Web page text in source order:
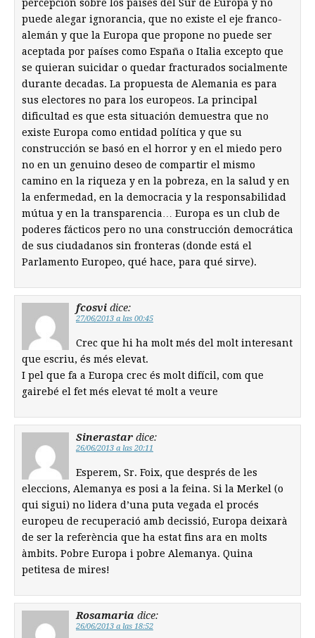
percepción sobre los países del Sur de Europa y no
puede alegar ignorancia, que no existe el eje franco-
alemán y que la Europa que propone no puede ser
aceptada por países como España o Italia excepto que
se quieran suicidar o quedar fracturados socialmente
durante decadas. La propuesta de Alemania es para
sus electores no para los europeos. La principal
dificultad es que esta situación demuestra que no
existe Europa como entidad política y que su
construcción se basó en el horror y en el miedo pero
no en un genuino deseo de compartir el mismo
camino en la riqueza y en la pobreza, en la salud y en
la enfermedad, en la democracia y la responsabilidad
mútua y en la transparencia… Europa es un club de
poderes fácticos pero no una construcción democrática
de sus ciudadanos sin fronteras (donde está el
Parlamento Europeo, qué hace, para qué sirve).
fcosvi dice:
27/06/2013 a las 00:45
Crec que hi ha molt més del molt interesant
que escriu, és més elevat.
I pel que fa a Europa crec és molt difícil, com que
gairebé el fet més elevat té molt a veure
Sinerastar dice:
26/06/2013 a las 20:11
Esperem, Sr. Foix, que després de les
eleccions, Alemanya es posi a la feina. Si la Merkel (o
qui sigui) no lidera d’una puta vegada el procés
europeu de recuperació amb decissió, Europa deixarà
de ser la referència que ha estat fins ara en molts
àmbits. Pobre Europa i pobre Alemanya. Quina
petitesa de mires!
Rosamaria dice:
26/06/2013 a las 18:52